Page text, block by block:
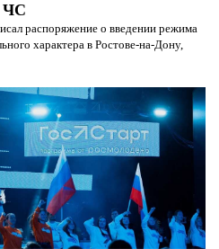
ЧС
распоряжение о введении режима
характера в Ростове-на-Дону,